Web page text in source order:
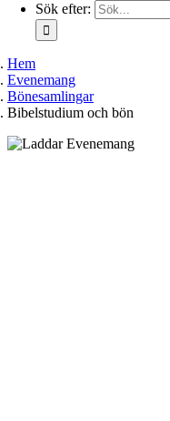
Sök efter:
Hem
Evenemang
Bönesamlingar
Bibelstudium och bön